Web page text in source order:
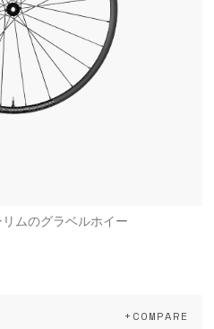
ムのグラベルホイー
+COMPARE